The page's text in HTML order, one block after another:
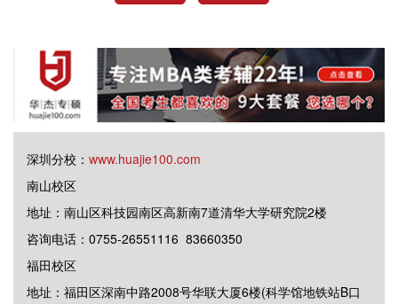
深圳分校： www.huajie100.com
南山校区
地址：南山区科技园南区高新南7道清华大学研究院2楼
咨询电话：0755-26551116 83660350
福田校区
地址：福田区深南中路2008号华联大厦6楼(科学馆地铁站B口